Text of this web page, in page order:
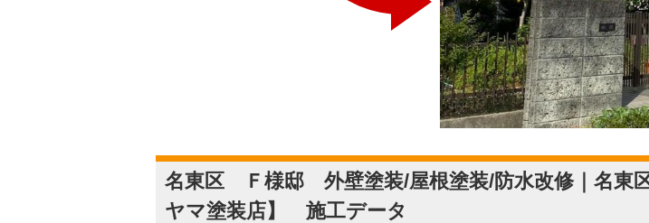
名東区 Ｆ様邸 外壁塗装/屋根塗装/防水改修｜名東
ヤマ塗装店】 施工データ